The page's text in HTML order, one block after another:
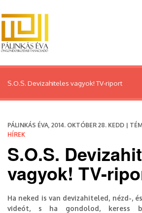
S.O.S. Devizahiteles vagyok! TV-riport
PÁLINKÁS ÉVA, 2014. OKTÓBER 28. KEDD |
HÍREK
S.O.S.
vagyok! TV-
Ha neked is van devizahiteled, nézd-,
videót, s ha gondolod, keress